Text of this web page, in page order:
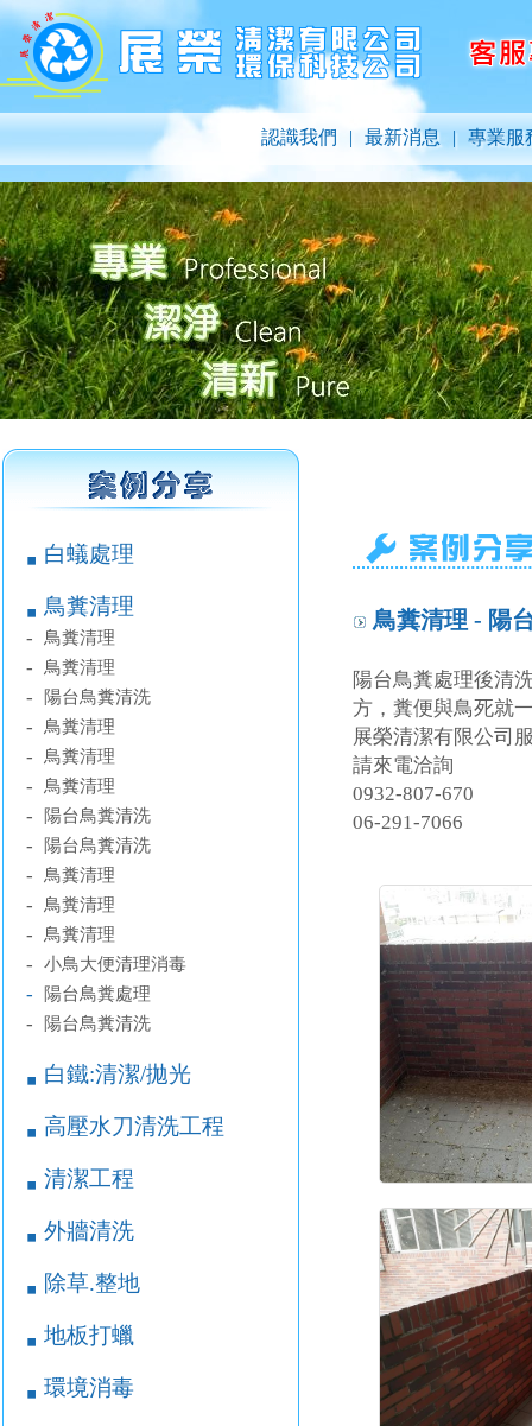
認識我們 | 最新消息 | 專業服
￭ 白蟻處理
￭ 鳥糞清理
- 鳥糞清理
- 鳥糞清理
- 陽台鳥糞清洗
- 鳥糞清理
- 鳥糞清理
- 鳥糞清理
- 陽台鳥糞清洗
- 陽台鳥糞清洗
- 鳥糞清理
- 鳥糞清理
- 鳥糞清理
- 小鳥大便清理消毒
- 陽台鳥糞處理
- 陽台鳥糞清洗
￭ 白鐵:清潔/拋光
￭ 高壓水刀清洗工程
￭ 清潔工程
￭ 外牆清洗
￭ 除草.整地
￭ 地板打蠟
￭ 環境消毒
鳥糞清理 - 陽
陽台鳥糞處理後清
方，糞便與鳥死就
展榮清潔有限公司
請來電洽詢
0932-807-670
06-291-7066